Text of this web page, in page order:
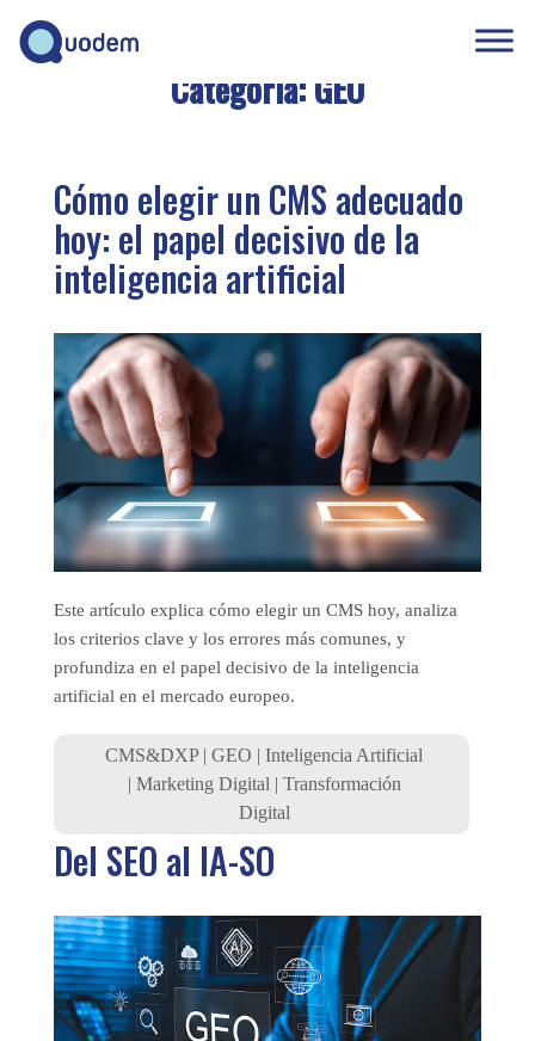
Categoría:GEO
Cómo elegir un CMS adecuado
hoy: el papel decisivo de la
inteligencia artificial
Este artículo explica cómo elegir un CMS hoy, analiza
los criterios clave y los errores más comunes, y
profundiza en el papel decisivo de la inteligencia
artificial en el mercado europeo.
CMS&DXP| GEO | Inteligencia Artificial
| Marketing Digital | Transformación
Digital
Del SEO al IA-SO